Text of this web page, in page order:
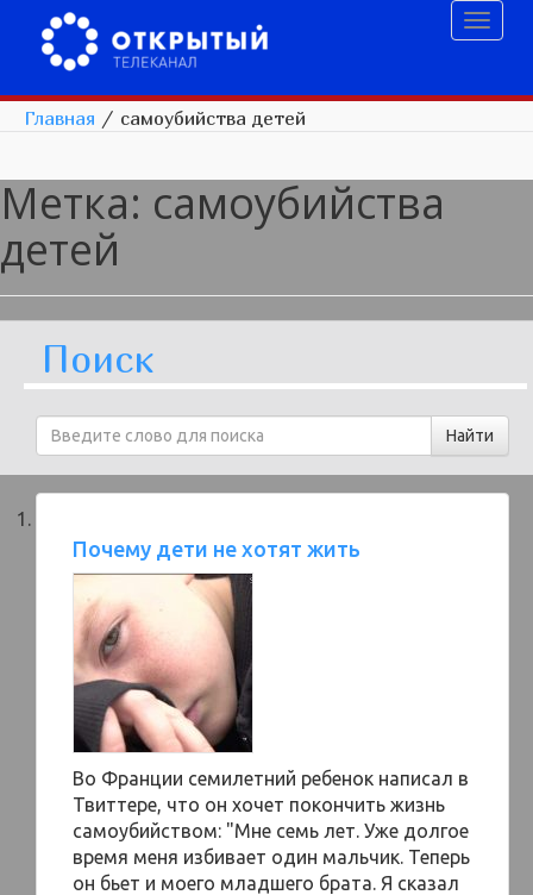
Главная / самоубийства детей
Метка: самоубийства
детей
Поиск
Почему дети не хотят жить
Во Франции семилетний ребенок написал в
Твиттере, что он хочет покончить жизнь
самоубийством: "Мне семь лет. Уже долгое
время меня избивает один мальчик. Теперь
он бьет и моего младшего брата. Я сказал